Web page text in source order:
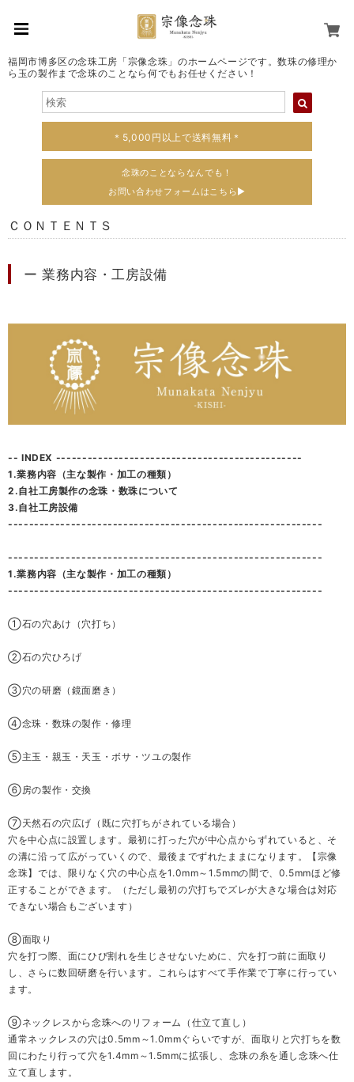
福岡市博多区の念珠工房「宗像念珠」のホームページです。数珠の修理か
ら玉の製作まで念珠のことなら何でもお任せください！
＊5,000円以上で送料無料＊
念珠のことならなんでも！
お問い合わせフォームはこちら▶
ＣＯＮＴＥＮＴＳ
ー 業務内容・工房設備
-- INDEX -----------------------------------------------
1.業務内容（主な製作・加工の種類）
2.自社工房製作の念珠・数珠について
3.自社工房設備
------------------------------------------------------------
------------------------------------------------------------
1.業務内容（主な製作・加工の種類）
------------------------------------------------------------
①石の穴あけ（穴打ち）
②石の穴ひろげ
③穴の研磨（鏡面磨き）
④念珠・数珠の製作・修理
⑤主玉・親玉・天玉・ボサ・ツユの製作
⑥房の製作・交換
⑦天然石の穴広げ（既に穴打ちがされている場合）
穴を中心点に設置します。最初に打った穴が中心点からずれていると、そ
の溝に沿って広がっていくので、最後までずれたままになります。【宗像
念珠】では、限りなく穴の中心点を1.0mm～1.5mmの間で、0.5mmほど修
正することができます。（ただし最初の穴打ちでズレが大きな場合は対応
できない場合もございます）
⑧面取り
穴を打つ際、面にひび割れを生じさせないために、穴を打つ前に面取り
し、さらに数回研磨を行います。これらはすべて手作業で丁寧に行ってい
ます。
⑨ネックレスから念珠へのリフォーム（仕立て直し）
通常ネックレスの穴は0.5mm～1.0mmぐらいですが、面取りと穴打ちを数
回にわたり行って穴を1.4mm～1.5mmに拡張し、念珠の糸を通し念珠へ仕
立て直します。